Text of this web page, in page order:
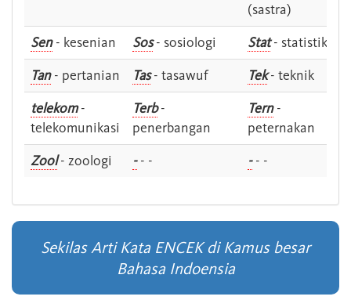
(sastra)
Sen- kesenian Sos- sosiologi Stat- statistik
Tan- pertanian Tas- tasawuf Tek- teknik
telekom-
telekomunikasi
Terb-
penerbangan
Tern-
peternakan
Zool- zoologi -- - -- -
Sekilas Arti Kata ENCEK di Kamus besar
Bahasa Indoensia